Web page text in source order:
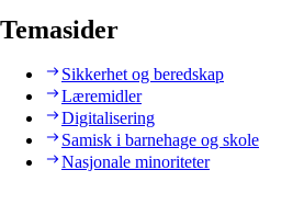
Temasider
Sikkerhet og beredskap
Læremidler
Digitalisering
Samisk i barnehage og skole
Nasjonale minoriteter